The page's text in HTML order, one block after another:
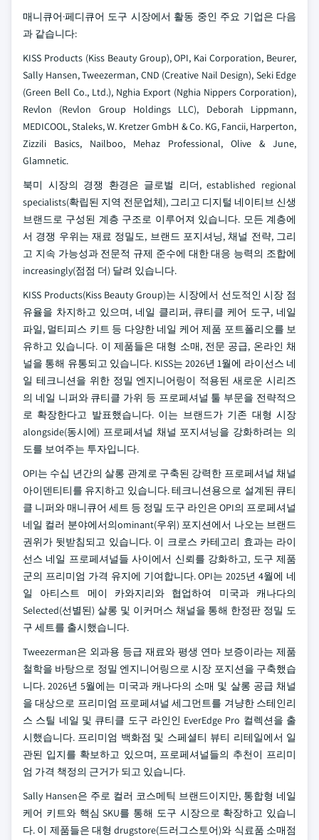
매니큐어·페디큐어 도구 시장에서 활동 중인 주요 기업은 다음
과 같습니다:
KISS Products (Kiss Beauty Group), OPI, Kai Corporation, Beurer,
Sally Hansen, Tweezerman, CND (Creative Nail Design), Seki Edge
(Green Bell Co., Ltd.), Nghia Export (Nghia Nippers Corporation),
Revlon (Revlon Group Holdings LLC), Deborah Lippmann,
MEDICOOL, Staleks, W. Kretzer GmbH & Co. KG, Fancii, Harperton,
Zizzili Basics, Nailboo, Mehaz Professional, Olive & June,
Glamnetic.
북미 시장의 경쟁 환경은 글로벌 리더, established regional
specialists(확립된 지역 전문업체), 그리고 디지털 네이티브 신생
브랜드로 구성된 계층 구조로 이루어져 있습니다. 모든 계층에
서 경쟁 우위는 재료 정밀도, 브랜드 포지셔닝, 채널 전략, 그리
고 지속 가능성과 전문적 규제 준수에 대한 대응 능력의 조합에
increasingly(점점 더) 달려 있습니다.
KISS Products(Kiss Beauty Group)는 시장에서 선도적인 시장 점
유율을 차지하고 있으며, 네일 클리퍼, 큐티클 케어 도구, 네일
파일, 멀티피스 키트 등 다양한 네일 케어 제품 포트폴리오를 보
유하고 있습니다. 이 제품들은 대형 소매, 전문 공급, 온라인 채
널을 통해 유통되고 있습니다. KISS는 2026년 1월에 라이선스 네
일 테크니션을 위한 정밀 엔지니어링이 적용된 새로운 시리즈
의 네일 니퍼와 큐티클 가위 등 프로페셔널 툴 부문을 전략적으
로 확장한다고 발표했습니다. 이는 브랜드가 기존 대형 시장
alongside(동시에) 프로페셔널 채널 포지셔닝을 강화하려는 의
도를 보여주는 투자입니다.
OPI는 수십 년간의 살롱 관계로 구축된 강력한 프로페셔널 채널
아이덴티티를 유지하고 있습니다. 테크니션용으로 설계된 큐티
클 니퍼와 매니큐어 세트 등 정밀 도구 라인은 OPI의 프로페셔널
네일 컬러 분야에서의ominant(우위) 포지션에서 나오는 브랜드
권위가 뒷받침되고 있습니다. 이 크로스 카테고리 효과는 라이
선스 네일 프로페셔널들 사이에서 신뢰를 강화하고, 도구 제품
군의 프리미엄 가격 유지에 기여합니다. OPI는 2025년 4월에 네
일 아티스트 메이 카와지리와 협업하여 미국과 캐나다의
Selected(선별된) 살롱 및 이커머스 채널을 통해 한정판 정밀 도
구 세트를 출시했습니다.
Tweezerman은 외과용 등급 재료와 평생 연마 보증이라는 제품
철학을 바탕으로 정밀 엔지니어링으로 시장 포지션을 구축했습
니다. 2026년 5월에는 미국과 캐나다의 소매 및 살롱 공급 채널
을 대상으로 프리미엄 프로페셔널 세그먼트를 겨냥한 스테인리
스 스틸 네일 및 큐티클 도구 라인인 EverEdge Pro 컬렉션을 출
시했습니다. 프리미엄 백화점 및 스페셜티 뷰티 리테일에서 일
관된 입지를 확보하고 있으며, 프로페셔널들의 추천이 프리미
엄 가격 책정의 근거가 되고 있습니다.
Sally Hansen은 주로 컬러 코스메틱 브랜드이지만, 통합형 네일
케어 키트와 핵심 SKU를 통해 도구 시장으로 확장하고 있습니
다. 이 제품들은 대형 drugstore(드러그스토어)와 식료품 소매점